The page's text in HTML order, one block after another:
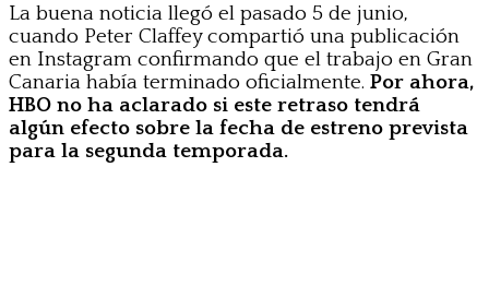
La buena noticia llegó el pasado 5 de junio,
cuando Peter Claffey compartió una publicación
en Instagram confirmando que el trabajo en Gran
Canaria había terminado oficialmente. Por ahora,
HBO no ha aclarado si este retraso tendrá
algún efecto sobre la fecha de estreno prevista
para la segunda temporada.